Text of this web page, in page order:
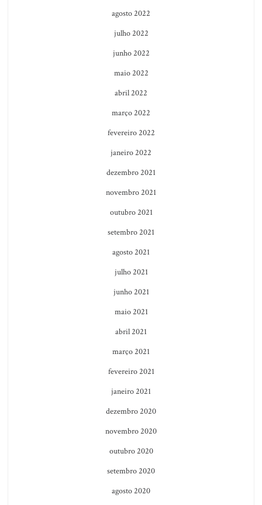
agosto 2022
julho 2022
junho 2022
maio 2022
abril 2022
março 2022
fevereiro 2022
janeiro 2022
dezembro 2021
novembro 2021
outubro 2021
setembro 2021
agosto 2021
julho 2021
junho 2021
maio 2021
abril 2021
março 2021
fevereiro 2021
janeiro 2021
dezembro 2020
novembro 2020
outubro 2020
setembro 2020
agosto 2020